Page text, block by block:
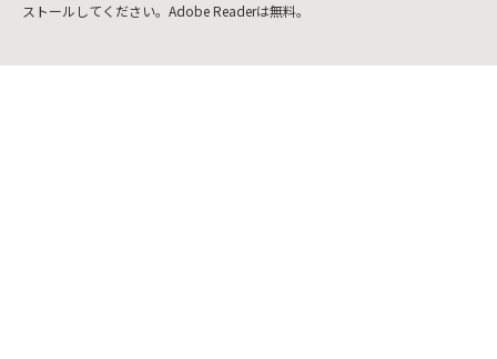
ストールしてください。Adobe Readerは無料。